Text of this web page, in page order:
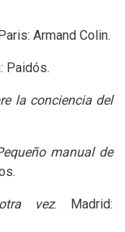
Armand Colin.
Paidós.
la conciencia del
manual de
vez. Madrid: